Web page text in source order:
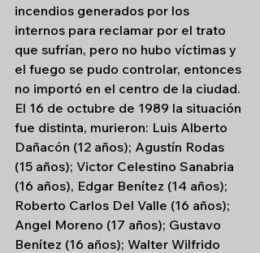
incendios generados por los
internos para reclamar por el trato
que sufrían, pero no hubo víctimas y
el fuego se pudo controlar, entonces
no importó en el centro de la ciudad.
El 16 de octubre de 1989 la situación
fue distinta, murieron: Luis Alberto
Dañacón (12 años); Agustín Rodas
(15 años); Victor Celestino Sanabria
(16 años), Edgar Benítez (14 años);
Roberto Carlos Del Valle (16 años);
Angel Moreno (17 años); Gustavo
Benítez (16 años); Walter Wilfrido